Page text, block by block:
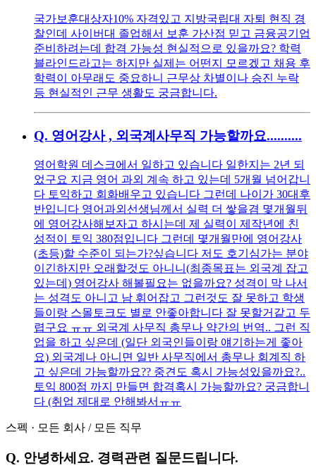
국가보훈대상자10% 자격있고 지방국립대 자퇴 현직 경
찰인데 사이버대 졸업해서 보훈 가산점 믿고 금융공기업
준비하려는데 합격 가능성 현실적으로 있을까요? 학력
블라인드라고는 하지만 실제는 어떤지 모르겠고 채용 후
학력이 아무래도 중요하니 근무상 차별이나 승진 누락
등 현실적인 근무 생활도 궁금합니다.
Q. 영어강사 , 외국계사무직 가능할까요..........
영어학원 데스크에서 일하고 있습니다 일한지는 2년 되
었구요 지금 영어 과외 계속 하고 있는데 5개월 넘어갑니
다 토익하고 회화배우고 있습니다 그런데 나이가 30대후
반입니다 영어과외선생님께서 실력 더 쌓을겸 몇개월뒤
에 영어강사해보자고 하시는데 제 실력이 제작년에 친
성적이 토익 380점입니다 그런데 몇개월만에 영어강사
(초등)할 수준이 되는가?싶습니다 저도 호기심가는 분야
이긴하지만 오래할것도 아니니(최종목표는 외국계 잡고
있는데) 영어강사 해볼필요는 없을까요? 성격이 막 나서
는 성격도 아니고 남 휘어잡고 그런것도 잘 못하고 학생
들이랑 스몰토크도 별로 안좋아합니다 잘 못할거같고 두
렵구요 ㅠㅠ 외국계 사무직 총무나 약간의 번역.. 그런 직
업을 하고 싶은데 (일단 외국인들이랑 얘기하는게 좋아
요) 외국계나 아니면 일반 사무직에서 총무나 회계직 하
고 싶은데 가능할까요?? 중견도 혹시 가능성있을까요?..
토익 800점 까지 만들면 합격혹시 가능할까요? 궁금합니
다 (취업 제대로 안해봐서ㅠㅠ
스펙 · 모든 회사 / 모든 직무
Q. 안녕하세요. 경력관련 질문드립니다.